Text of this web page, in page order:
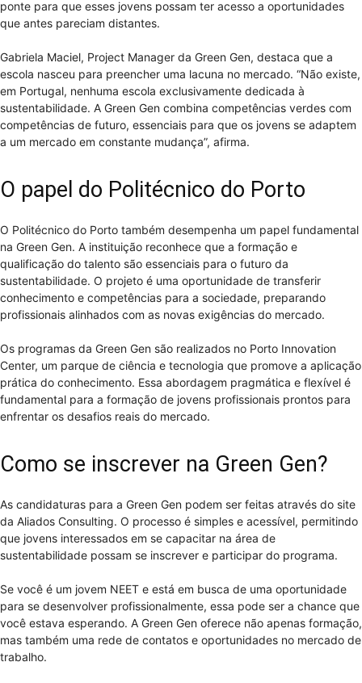
ponte para que esses jovens possam ter acesso a oportunidades
que antes pareciam distantes.
Gabriela Maciel, Project Manager da Green Gen, destaca que a
escola nasceu para preencher uma lacuna no mercado. “Não existe,
em Portugal, nenhuma escola exclusivamente dedicada à
sustentabilidade. A Green Gen combina competências verdes com
competências de futuro, essenciais para que os jovens se adaptem
a um mercado em constante mudança”, afirma.
O papel do Politécnico do Porto
O Politécnico do Porto também desempenha um papel fundamental
na Green Gen. A instituição reconhece que a formação e
qualificação do talento são essenciais para o futuro da
sustentabilidade. O projeto é uma oportunidade de transferir
conhecimento e competências para a sociedade, preparando
profissionais alinhados com as novas exigências do mercado.
Os programas da Green Gen são realizados no Porto Innovation
Center, um parque de ciência e tecnologia que promove a aplicação
prática do conhecimento. Essa abordagem pragmática e flexível é
fundamental para a formação de jovens profissionais prontos para
enfrentar os desafios reais do mercado.
Como se inscrever na Green Gen?
As candidaturas para a Green Gen podem ser feitas através do site
da Aliados Consulting. O processo é simples e acessível, permitindo
que jovens interessados em se capacitar na área de
sustentabilidade possam se inscrever e participar do programa.
Se você é um jovem NEET e está em busca de uma oportunidade
para se desenvolver profissionalmente, essa pode ser a chance que
você estava esperando. A Green Gen oferece não apenas formação,
mas também uma rede de contatos e oportunidades no mercado de
trabalho.